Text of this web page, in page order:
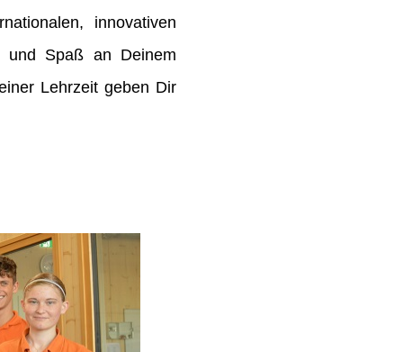
innovativen
und Spaß an Deinem
Lehrzeit geben Dir